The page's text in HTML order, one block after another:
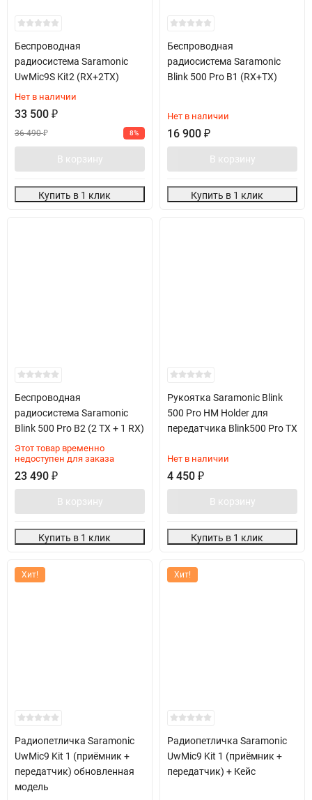
Беспроводная
радиосистема Saramonic
UwMic9S Kit2 (RX+2TX)
Нет в наличии
33 500 ₽
36 490₽ 8%
В корзину
Купить в 1 клик
Беспроводная
радиосистема Saramonic
Blink 500 Pro B1 (RX+TX)
Нет в наличии
16 900 ₽
В корзину
Купить в 1 клик
Беспроводная
радиосистема Saramonic
Blink 500 Pro B2 (2 TX + 1 RX)
Этот товар временно
недоступен для заказа
23 490 ₽
В корзину
Купить в 1 клик
Рукоятка Saramonic Blink
500 Pro HM Holder для
передатчика Blink500 Pro TX
Нет в наличии
4 450 ₽
В корзину
Купить в 1 клик
Хит!
Радиопетличка Saramonic
UwMic9 Kit 1 (приёмник +
передатчик) обновленная
модель
Хит!
Радиопетличка Saramonic
UwMic9 Kit 1 (приёмник +
передатчик) + Кейс